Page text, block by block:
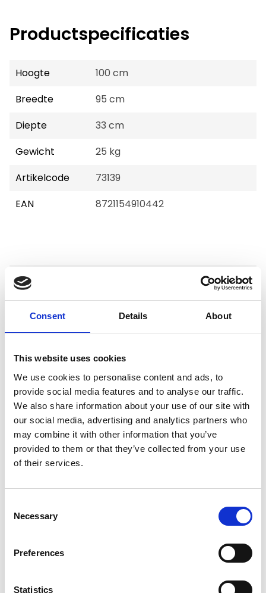
Consent Details About
This website uses cookies
We use cookies to personalise content and ads, to
provide social media features and to analyse our traffic.
We also share information about your use of our site with
our social media, advertising and analytics partners who
may combine it with other information that you’ve
provided to them or that they’ve collected from your use
of their services.
Selection
Necessary
Preferences
Statistics
Productspecificaties
Hoogte
100 cm
Breedte
95 cm
Diepte
33 cm
Gewicht
25 kg
Artikelcode
73139
EAN
8721154910442
Merk:
Hundos Lade blok 100x95x33
Kies uw uitvoering
€620,00
Niet op voorraad
Voor 15.00 uur besteld dezelfde werkdag
verzonden
Verzending €7,95 België